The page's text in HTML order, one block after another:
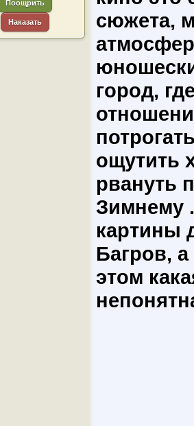
Поощрить
Наказать
сюжета,
город,
ощутить
рвануть
Зимнему
картины
Багров,
этом